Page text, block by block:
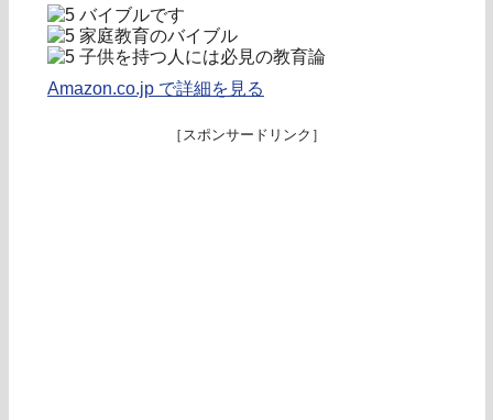
バイブルです
家庭教育のバイブル
子供を持つ人には必見の教育論
Amazon.co.jp で詳細を見る
［スポンサードリンク］